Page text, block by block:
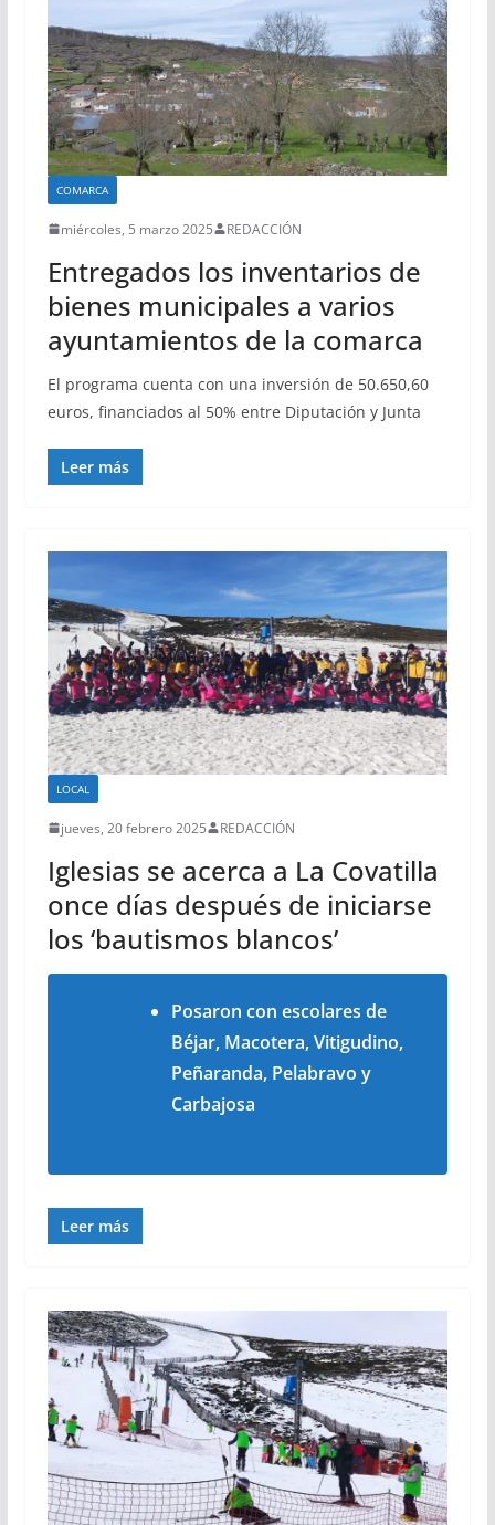
COMARCA
miércoles, 5 marzo 2025 REDACCIÓN
Entregados los inventarios de
bienes municipales a varios
ayuntamientos de la comarca
El programa cuenta con una inversión de 50.650,60
euros, financiados al 50% entre Diputación y Junta
Leer más
LOCAL
jueves, 20 febrero 2025 REDACCIÓN
Iglesias se acerca a La Covatilla
once días después de iniciarse
los ‘bautismos blancos’
Posaron con escolares de
Béjar, Macotera, Vitigudino,
Peñaranda, Pelabravo y
Carbajosa
Leer más